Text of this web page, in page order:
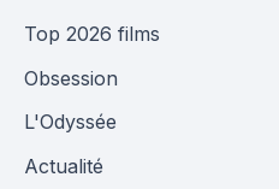
Top 2026 films
Obsession
L'Odyssée
Actualité